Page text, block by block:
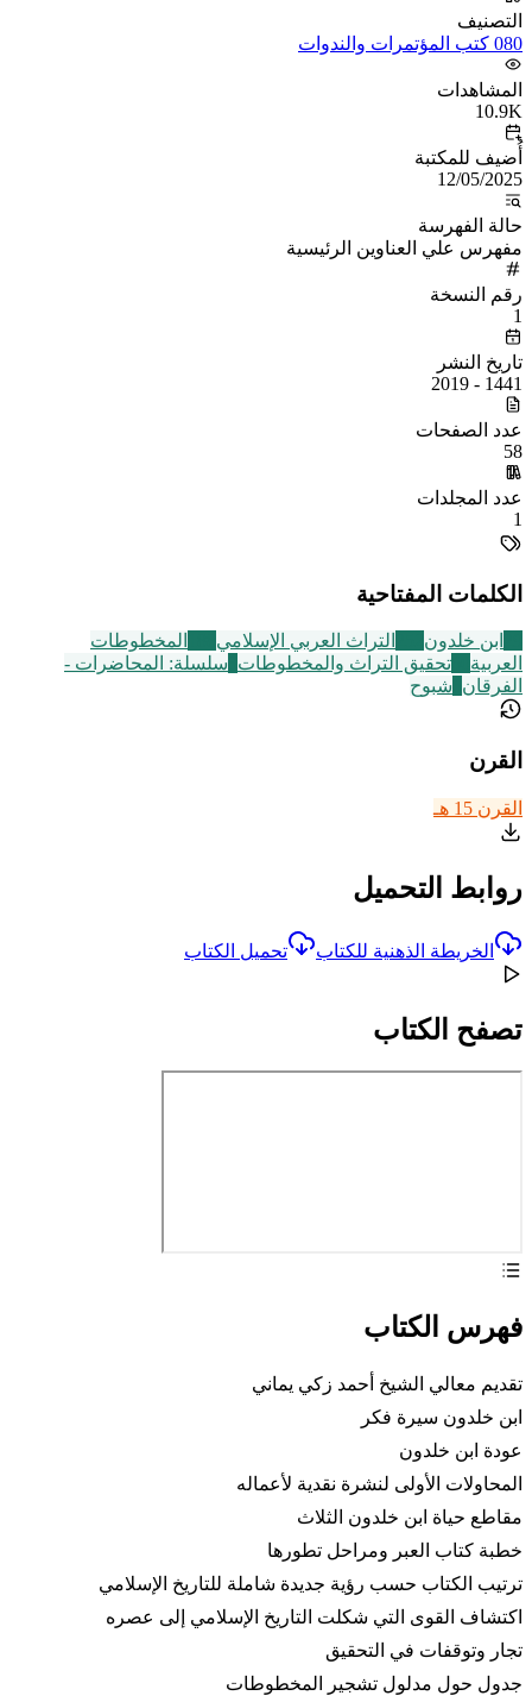
التصنيف
080 كتب المؤتمرات والندوات
المشاهدات
10.9K
أُضيف للمكتبة
12/05/2025
حالة الفهرسة
مفهرس علي العناوين الرئيسية
رقم النسخة
1
تاريخ النشر
1441 - 2019
عدد الصفحات
58
عدد المجلدات
1
الكلمات المفتاحية
ابن خلدون التراث العربي الإسلامي
المخطوطات
العربية
تحقيق التراث والمخطوطات سلسلة: المحاضرات -
الفرقان شبوح
القرن
القرن 15 هـ
روابط التحميل
الخريطة الذهنية للكتاب تحميل الكتاب
تصفح الكتاب
فهرس الكتاب
تقديم معالي الشيخ أحمد زكي يماني
ابن خلدون سيرة فكر
عودة ابن خلدون
المحاولات الأولى لنشرة نقدية لأعماله
مقاطع حياة ابن خلدون الثلاث
خطبة كتاب العبر ومراحل تطورها
ترتيب الكتاب حسب رؤية جديدة شاملة للتاريخ الإسلامي
اكتشاف القوى التي شكلت التاريخ الإسلامي إلى عصره
تجار وتوقفات في التحقيق
جدول حول مدلول تشجير المخطوطات